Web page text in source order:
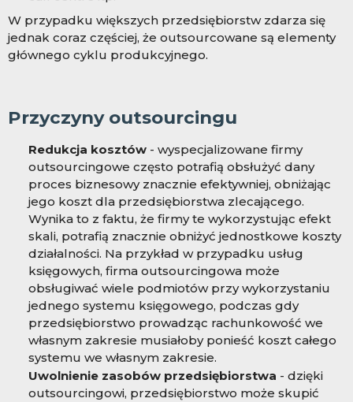
W przypadku większych przedsiębiorstw zdarza się
jednak coraz częściej, że outsourcowane są elementy
głównego cyklu produkcyjnego.
Przyczyny outsourcingu
Redukcja kosztów- wyspecjalizowane firmy
outsourcingowe często potrafią obsłużyć dany
proces biznesowy znacznie efektywniej, obniżając
jego koszt dla przedsiębiorstwa zlecającego.
Wynika to z faktu, że firmy te wykorzystując efekt
skali, potrafią znacznie obniżyć jednostkowe koszty
działalności. Na przykład w przypadku usług
księgowych, firma outsourcingowa może
obsługiwać wiele podmiotów przy wykorzystaniu
jednego systemu księgowego, podczas gdy
przedsiębiorstwo prowadząc rachunkowość we
własnym zakresie musiałoby ponieść koszt całego
systemu we własnym zakresie.
Uwolnienie zasobów przedsiębiorstwa - dzięki
outsourcingowi, przedsiębiorstwo może skupić